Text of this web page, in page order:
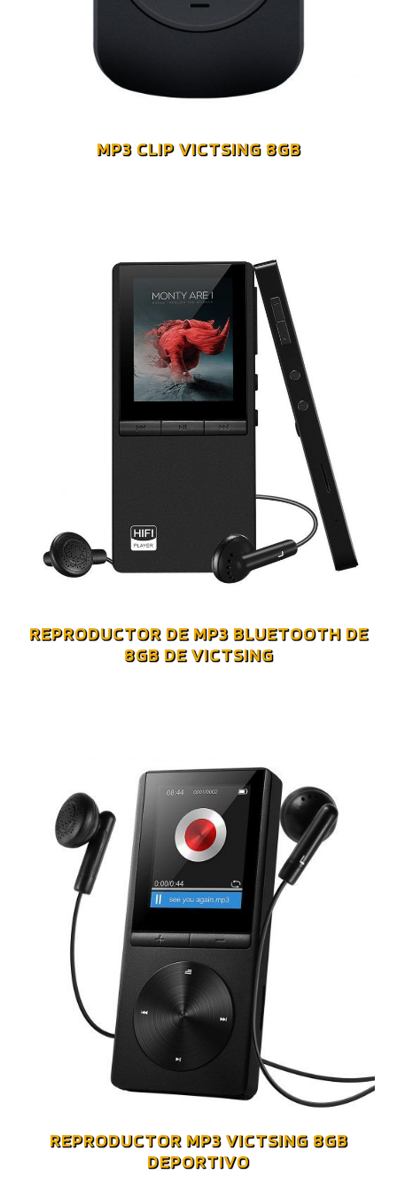
MP3 CLIP VICTSING 8GB
REPRODUCTOR DE MP3 BLUETOOTH DE
8GB DE VICTSING
REPRODUCTOR MP3 VICTSING 8GB
DEPORTIVO